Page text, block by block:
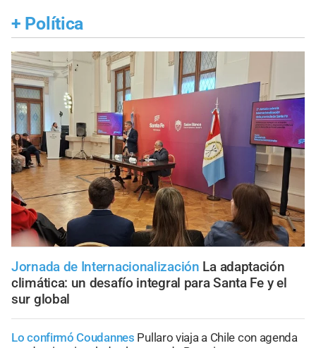
+ Política
Jornada de Internacionalización La adaptación
climática: un desafío integral para Santa Fe y el
sur global
Lo confirmó Coudannes Pullaro viaja a Chile con agenda